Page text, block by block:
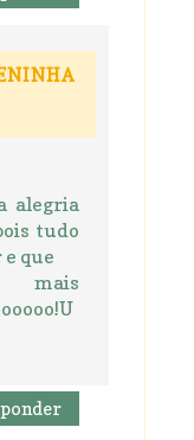
alegria
tudo
que